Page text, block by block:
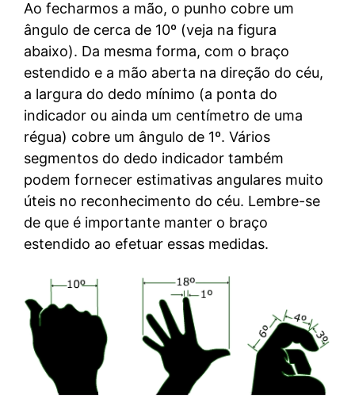
Ao fecharmos a mão, o punho cobre um
ângulo de cerca de 10º (veja na figura
abaixo). Da mesma forma, com o braço
estendido e a mão aberta na direção do céu,
a largura do dedo mínimo (a ponta do
indicador ou ainda um centímetro de uma
régua) cobre um ângulo de 1º. Vários
segmentos do dedo indicador também
podem fornecer estimativas angulares muito
úteis no reconhecimento do céu. Lembre-se
de que é importante manter o braço
estendido ao efetuar essas medidas.